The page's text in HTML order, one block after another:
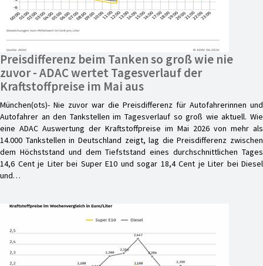
Preisdifferenz beim Tanken so groß wie nie
zuvor - ADAC wertet Tagesverlauf der
Kraftstoffpreise im Mai aus
München(ots)- Nie zuvor war die Preisdifferenz für Autofahrerinnen und
Autofahrer an den Tankstellen im Tagesverlauf so groß wie aktuell. Wie
eine ADAC Auswertung der Kraftstoffpreise im Mai 2026 von mehr als
14.000 Tankstellen in Deutschland zeigt, lag die Preisdifferenz zwischen
dem Höchststand und dem Tiefststand eines durchschnittlichen Tages
14,6 Cent je Liter bei Super E10 und sogar 18,4 Cent je Liter bei Diesel
und…